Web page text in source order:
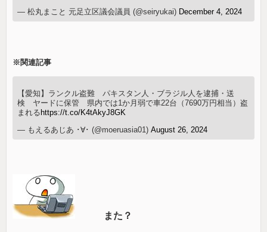
— 松丸まこと 元足立区議会議員 (@seiryukai) December 4, 2024
※関連記事
【愛知】ランクル盗難 パキスタン人・ブラジル人を逮捕・送
検 ヤードに保管 県内では1か月弱で車22台（7690万円相当）盗
まれる https://t.co/K4tAkyJ8GK
— もえるあじあ ･∀･ (@moeruasia01)August 26, 2024
また？